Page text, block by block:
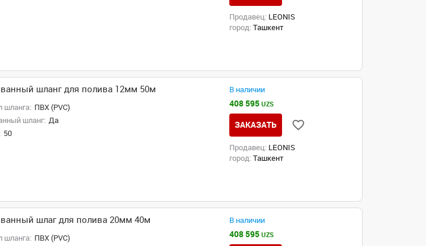
Продавец: LEONIS
город: Ташкент
шланг для полива 12мм 50м
шланга: ПВХ (PVC)
шланг: Да
50
В наличии
408 595UZS
ЗАКАЗАТЬ
Продавец: LEONIS
город: Ташкент
шлаг для полива 20мм 40м
шланга: ПВХ (PVC)
В наличии
408 595UZS